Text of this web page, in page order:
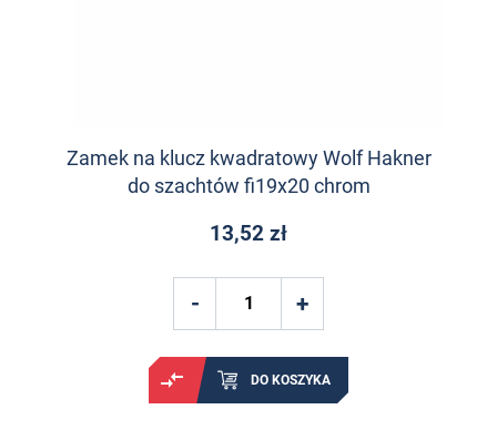
Zamek na klucz kwadratowy Wolf Hakner
do szachtów fi19x20 chrom
13,52 zł
DO KOSZYKA